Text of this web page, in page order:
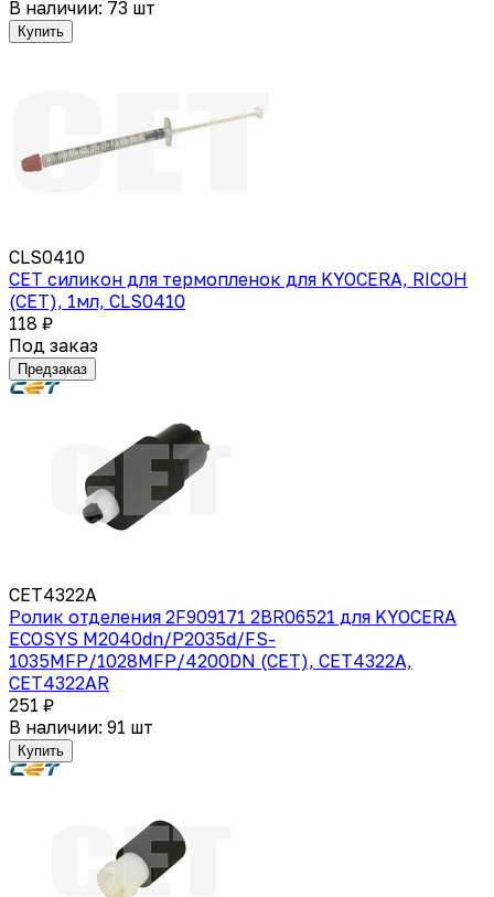
В наличии: 73 шт
Купить
CLS0410
CET силикон для термопленок для KYOCERA, RICOH
(CET), 1мл, CLS0410
118 ₽
Под заказ
Предзаказ
CET4322A
Ролик отделения 2F909171 2BR06521 для KYOCERA
ECOSYS M2040dn/P2035d/FS-
1035MFP/1028MFP/4200DN (CET), CET4322A,
CET4322AR
251 ₽
В наличии: 91 шт
Купить